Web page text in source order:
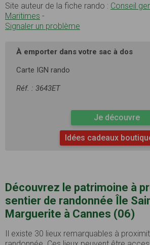
Site auteur de la fiche rando : Conseil
Maritimes -
Signaler un problème
À emporter dans votre sac à dos
Carte IGN rando
Réf. : 3643ET
Je découvre
Idées cadeaux
Découvrez le patrimoine à
sentier de randonnée Île
Marguerite à Cannes (06)
Il existe 30 lieux remarquables à